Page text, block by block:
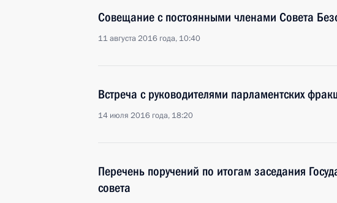
Совещание с постоянными членами Совета
11 августа 2016 года, 10:40
Встреча с руководителями парламентских
14 июля 2016 года, 18:20
Перечень поручений по итогам заседания
совета